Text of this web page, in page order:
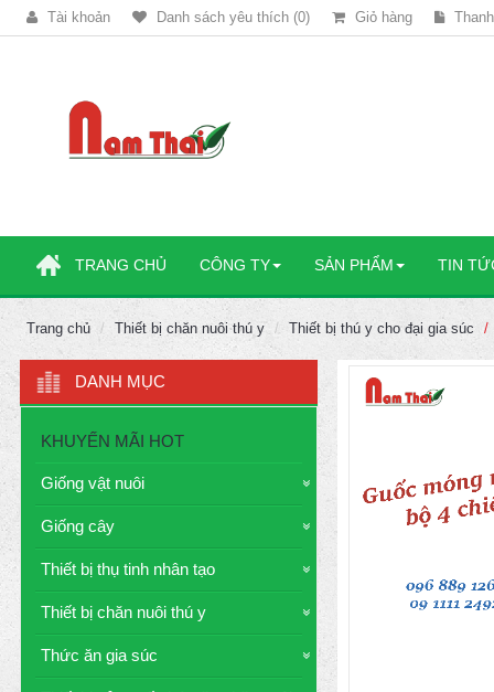
Tài khoản Danh sách yêu thích (0) Giỏ hàng
TRANG CHỦ CÔNG TY SẢN PHẨM TIN
Trang chủ Thiết bị chăn nuôi thú y Thiết bị thú y cho đại gia súc
DANH MỤC
KHUYẾN MÃI HOT
Giống vật nuôi
Giống cây
Thiết bị thụ tinh nhân tạo
Thiết bị chăn nuôi thú y
Thức ăn gia súc